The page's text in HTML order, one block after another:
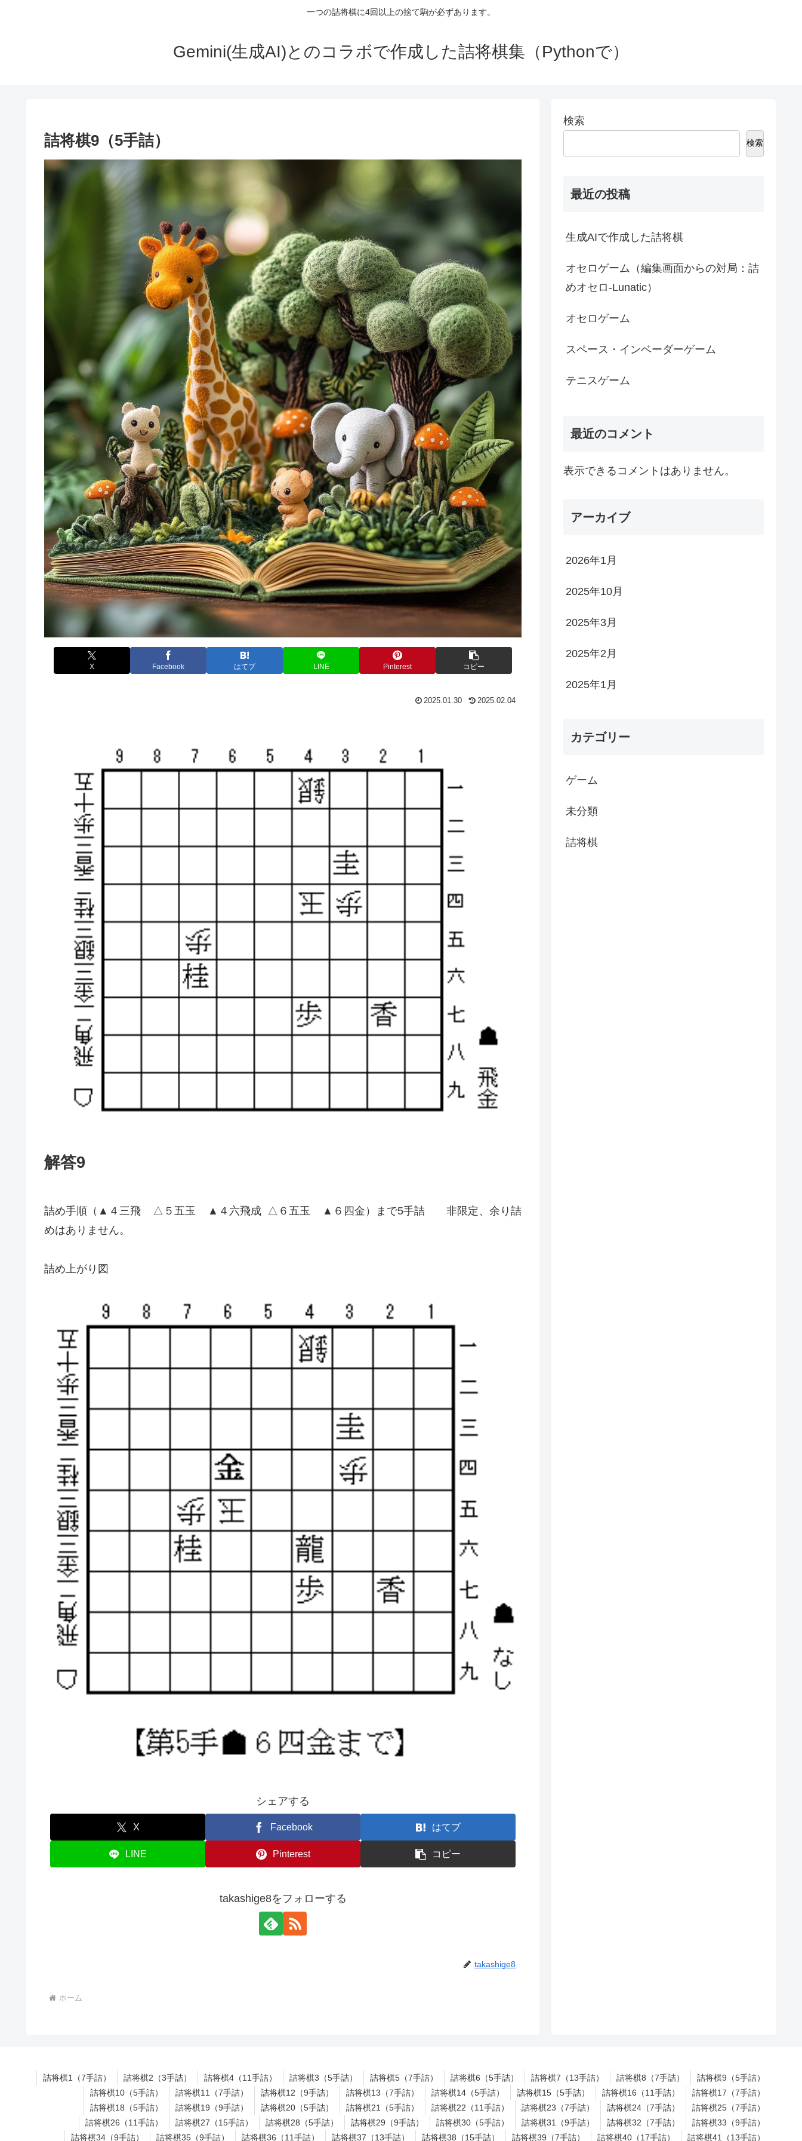
一つの詰将棋に4回以上の捨て駒が必ずあります。
Gemini(生成AI)とのコラボで作成した詰将棋集（Pythonで）
詰将棋9（5手詰）
X Facebook はてブ LINE Pinterest コピー
2025.01.30 2025.02.04
解答9
詰め手順（▲４三飛 △５五玉 ▲４六飛成 △６五玉 ▲６四金）まで5手詰 非限定、余り詰
めはありません。
詰め上がり図
シェアする
X Facebook はてブ
LINE Pinterest コピー
takashige8をフォローする
takashige8
ホーム
検索
検索
最近の投稿
生成AIで作成した詰将棋
オセロゲーム（編集画面からの対局：詰
めオセロ-Lunatic）
オセロゲーム
スペース・インベーダーゲーム
テニスゲーム
最近のコメント
表示できるコメントはありません。
アーカイブ
2026年1月
2025年10月
2025年3月
2025年2月
2025年1月
カテゴリー
ゲーム
未分類
詰将棋
詰将棋1（7手詰） 詰将棋2（3手詰） 詰将棋4（11手詰） 詰将棋3（5手詰） 詰将棋5（7手詰） 詰将棋6（5手詰） 詰将棋7（13手詰） 詰将棋8（7手詰）
詰将棋9（5手詰）
詰将棋10（5手詰）
詰将棋11（7手詰） 詰将棋12（9手詰） 詰将棋13（7手詰） 詰将棋14（5手詰） 詰将棋15（5手詰） 詰将棋16（11手詰）
詰将棋17（7手詰）
詰将棋18（5手詰）
詰将棋19（9手詰） 詰将棋20（5手詰） 詰将棋21（5手詰） 詰将棋22（11手詰） 詰将棋23（7手詰） 詰将棋24（7手詰）
詰将棋25（7手詰）
詰将棋26（11手詰）
詰将棋27（15手詰） 詰将棋28（5手詰） 詰将棋29（9手詰） 詰将棋30（5手詰） 詰将棋31（9手詰） 詰将棋32（7手詰）
詰将棋33（9手詰）
詰将棋34（9手詰）
詰将棋35（9手詰） 詰将棋36（11手詰） 詰将棋37（13手詰） 詰将棋38（15手詰） 詰将棋39（7手詰） 詰将棋40（17手詰） 詰将棋41（13手詰）